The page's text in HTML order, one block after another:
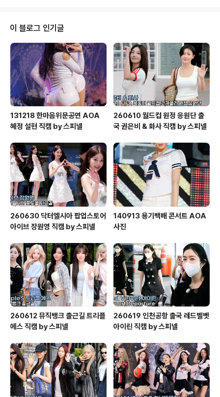
이 블로그 인기글
131218 한마음위문공연 AOA
혜정 설현 직캠 by 스피넬
260610 월드컵 원정 응원단 출
국 권은비 & 화사 직캠 by 스피넬
260630 닥터엘시아 팝업스토어
아이브 장원영 직캠 by 스피넬
140913 용기백배 콘서트 AOA
사진
260612 뮤직뱅크 출근길 트리플
에스 직캠 by 스피넬
260619 인천공항 출국 레드벨벳
아이린 직캠 by 스피넬